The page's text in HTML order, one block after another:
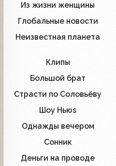
36
Из жизни женщины
27
Глобальные новости
25
Неизвестная планета
Клипы
Большой брат
18
Страсти по Соловьёву
Шоу Ньюs
8
Однажды вечером
Сонник
2
Деньги на проводе